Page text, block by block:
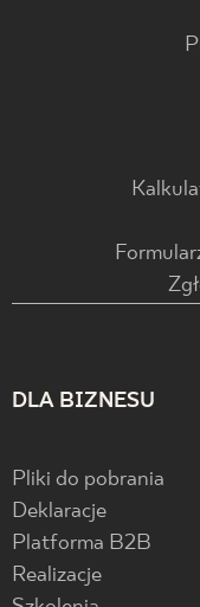
DLA BIZNESU
Pliki do pobrania
Deklaracje
Platforma B2B
Realizacje